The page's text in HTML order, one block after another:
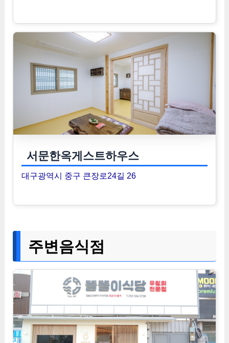
서문한옥게스트하우스
대구광역시 중구 큰장로24길 26
주변음식점